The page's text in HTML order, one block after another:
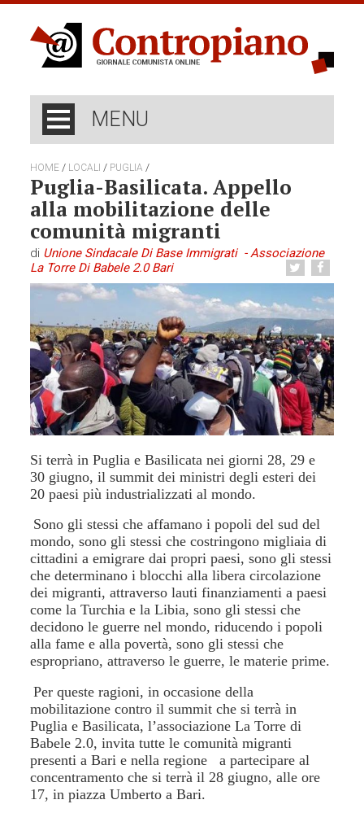
MENU
HOME / LOCALI / PUGLIA /
Puglia-Basilicata. Appello
alla mobilitazione delle
comunità migranti
di Unione Sindacale Di Base Immigrati - Associazione
La Torre Di Babele 2.0 Bari
Si terrà in Puglia e Basilicata nei giorni 28, 29 e
30 giugno, il summit dei ministri degli esteri dei
20 paesi più industrializzati al mondo.
Sono gli stessi che affamano i popoli del sud del
mondo, sono gli stessi che costringono migliaia di
cittadini a emigrare dai propri paesi, sono gli stessi
che determinano i blocchi alla libera circolazione
dei migranti, attraverso lauti finanziamenti a paesi
come la Turchia e la Libia, sono gli stessi che
decidono le guerre nel mondo, riducendo i popoli
alla fame e alla povertà, sono gli stessi che
espropriano, attraverso le guerre, le materie prime.
Per queste ragioni, in occasione della
mobilitazione contro il summit che si terrà in
Puglia e Basilicata, l’associazione La Torre di
Babele 2.0, invita tutte le comunità migranti
presenti a Bari e nella regione a partecipare al
concentramento che si terrà il 28 giugno, alle ore
17, in piazza Umberto a Bari.